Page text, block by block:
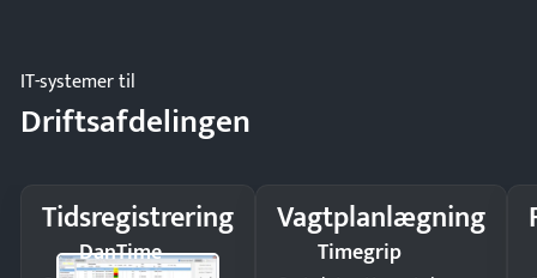
IT-systemer til
Driftsafdelingen
Tidsregistrering
DanTime
Vagtplanlægning
Timegrip